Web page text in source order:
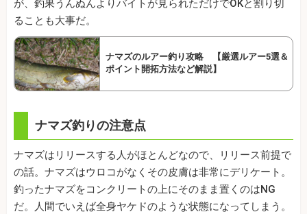
が、釣果うんぬんよりバイトが見られただけでOKと割り切
ることも大事だ。
ナマズのルアー釣り攻略 【厳選ルアー5選＆
ポイント開拓方法など解説】
ナマズ釣りの注意点
ナマズはリリースする人がほとんどなので、リリース前提で
の話。ナマズはウロコがなくその皮膚は非常にデリケート。
釣ったナマズをコンクリートの上にそのまま置くのはNG
だ。人間でいえば全身ヤケドのような状態になってしまう。